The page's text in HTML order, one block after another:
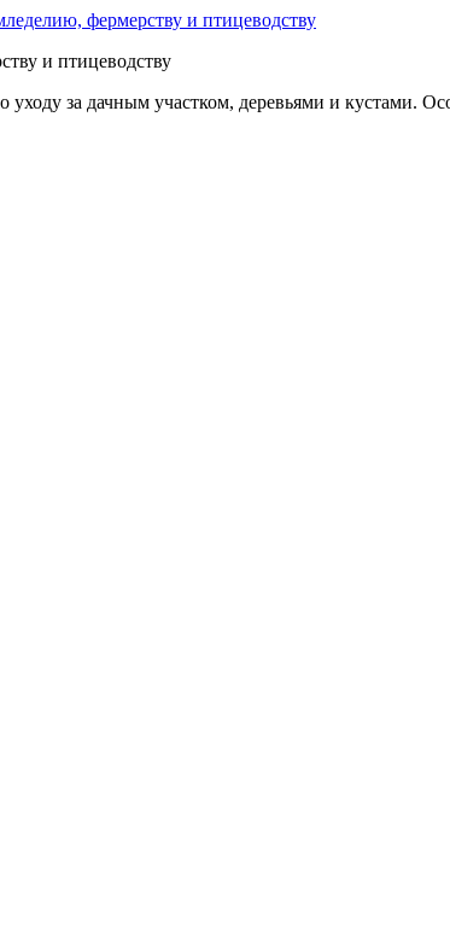
и птицеводству
за дачным участком, деревьями и кустами.